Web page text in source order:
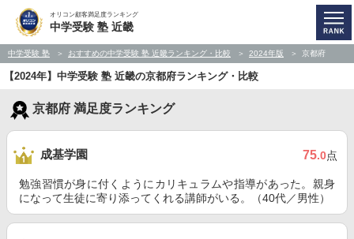
オリコン顧客満足度ランキング
中学受験 塾 近畿
中学受験 塾 おすすめの中学受験 塾 近畿ランキング・比較 2024年版 京都府
【2024年】中学受験 塾 近畿の京都府ランキング・比較
京都府 満足度ランキング
成基学園 75.0点
勉強習慣が身に付くようにカリキュラムや指導があった。親身
になって生徒に寄り添ってくれる講師がいる。（40代／男性）